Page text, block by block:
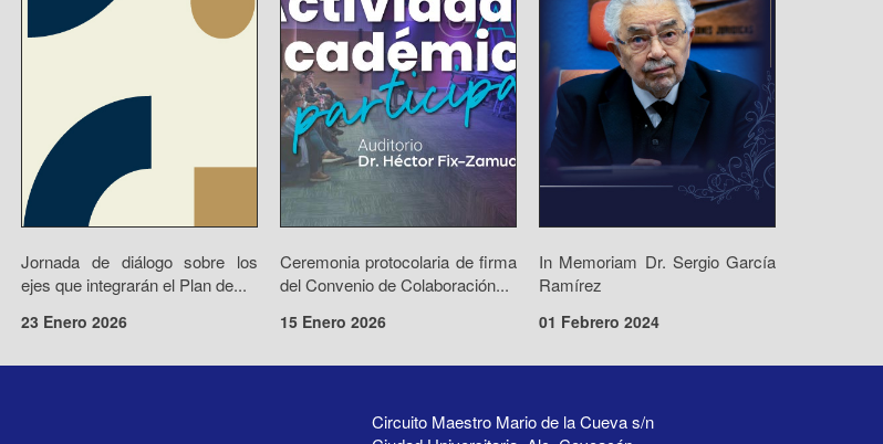
Jornada de diálogo sobre los
ejes que integrarán el Plan de...
23 Enero 2026
Ceremonia protocolaria de firma
del Convenio de Colaboración...
15 Enero 2026
In Memoriam Dr. Sergio García
Ramírez
01 Febrero 2024
Circuito Maestro Mario de la Cueva s/n